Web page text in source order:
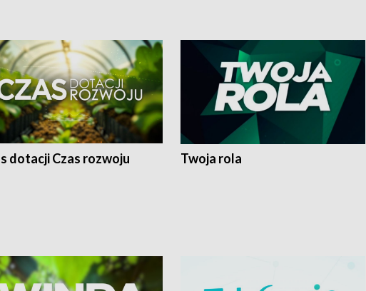
dotacji Czas rozwoju Twoja rola